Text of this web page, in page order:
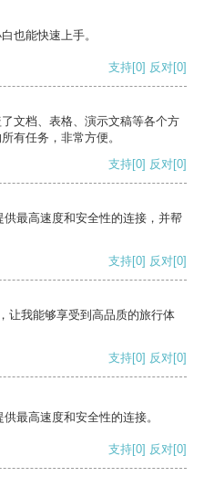
也能快速上手。
支持[0] 反对[0]
文档、表格、演示文稿等各个方
有任务，非常方便。
支持[0] 反对[0]
最高速度和安全性的连接，并帮
支持[0] 反对[0]
让我能够享受到高品质的旅行体
支持[0] 反对[0]
最高速度和安全性的连接。
支持[0] 反对[0]